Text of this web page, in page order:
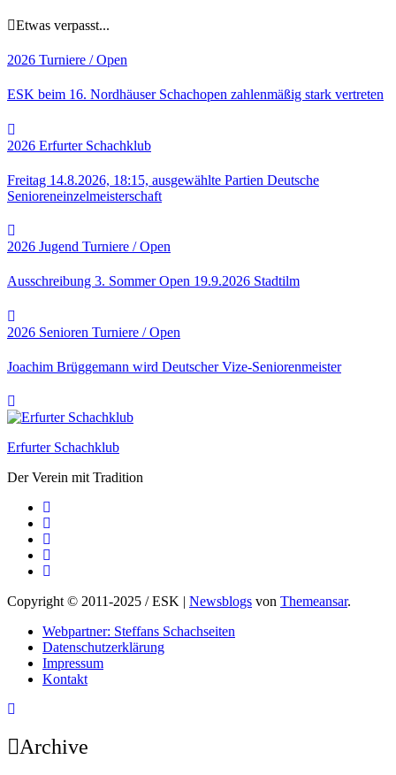
Etwas verpasst...
2026 Turniere / Open
ESK beim 16. Nordhäuser Schachopen zahlenmäßig stark vertreten
2026 Erfurter Schachklub
Freitag 14.8.2026, 18:15, ausgewählte Partien Deutsche
Senioreneinzelmeisterschaft
2026 Jugend Turniere / Open
Ausschreibung 3. Sommer Open 19.9.2026 Stadtilm
2026 Senioren Turniere / Open
Joachim Brüggemann wird Deutscher Vize-Seniorenmeister
Erfurter Schachklub
Der Verein mit Tradition
Copyright © 2011-2025 / ESK | Newsblogs von Themeansar.
Webpartner: Steffans Schachseiten
Datenschutzerklärung
Impressum
Kontakt
Archive